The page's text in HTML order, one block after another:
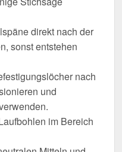
direkt nach der
sonst entstehen
nach
und
im Bereich